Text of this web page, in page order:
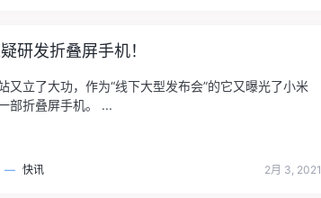
研发折叠屏手机！
又立了大功，作为“线下大型发布会”的它又曝光了小米
部折叠屏手机。 ...
— 快讯 2月 3, 2021